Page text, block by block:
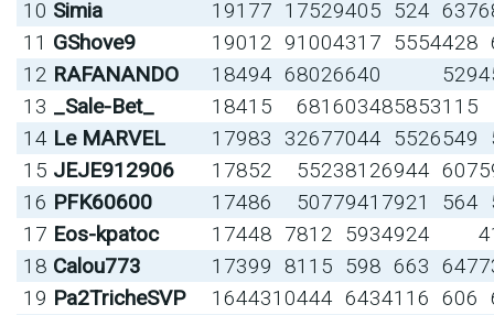
10 Simia 19177 17529405 524 637
11 GShove9 19012 91004317 5554428
12 RAFANANDO 18494 68026640 529
13 _Sale-Bet_ 18415 681 603485853115
14 Le MARVEL 17983 32677044 5526549
15 JEJE912906 17852 55238126944 607
16 PFK60600 17486 5077941 7921 564
17 Eos-kpatoc 17448 7812 5934924
18 Calou773 17399 8115 598 663 647
19 Pa2TricheSVP 1644310444 6434116 606